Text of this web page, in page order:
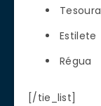
Tesoura
Estilete
Régua
[/tie_list]